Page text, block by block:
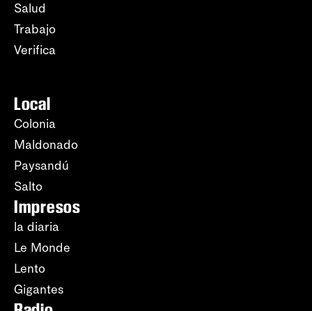
Salud
Trabajo
Verifica
Local
Colonia
Maldonado
Paysandú
Salto
Impresos
la diaria
Le Monde
Lento
Gigantes